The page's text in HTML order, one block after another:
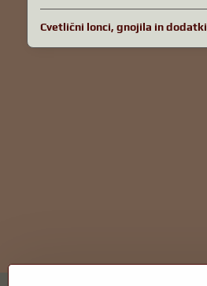
Cvetlični lonci, gnojila in dodatki